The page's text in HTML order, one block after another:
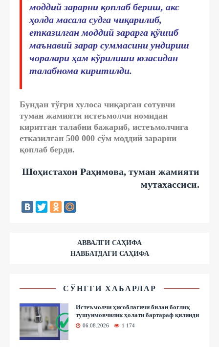
моддий зарарни қоплаб бериш, акс
ҳолда масала судга чиқарилиб,
етказилган моддий зарарга қўшиб
маънавий зарар суммасини ундириш
чоралари ҳам кўрилиши юзасидан
талабнома киритилди.
Бундан тўғри хулоса чиқарган сотувчи
туман жамияти истеъмолчи номидан
киритган талабни бажариб, истеъмолчига
етказилган 500 000 сўм моддий зарарни
қоплаб берди.
Шоҳистахон Раҳимова, туман жамияти
мутахассиси.
АВВАЛГИ САҲИФА
НАВБАТДАГИ САҲИФА
СЎНГГИ ХАБАРЛАР
Истеъмолчи ҳисоблагичи билан боғлиқ
тушунмовчилик ҳолати бартараф қилинди
06.08.2026 1 174